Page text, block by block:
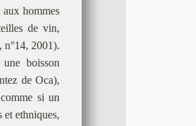
hommes
de vin,
n°14, 2001).
boisson
de Oca),
si un
et ethniques,